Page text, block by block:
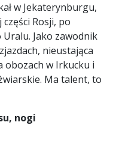
w Jekaterynburgu,
Rosji, po
Jako zawodnik
nieustająca
obozach w Irkucku i
Ma talent, to
nogi